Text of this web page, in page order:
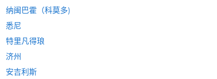
纳闽巴霍（科莫多)
悉尼
特里凡得琅
济州
安吉利斯